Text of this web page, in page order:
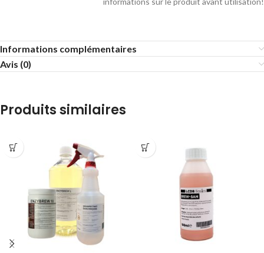
Informations complémentaires
Avis (0)
Produits similaires